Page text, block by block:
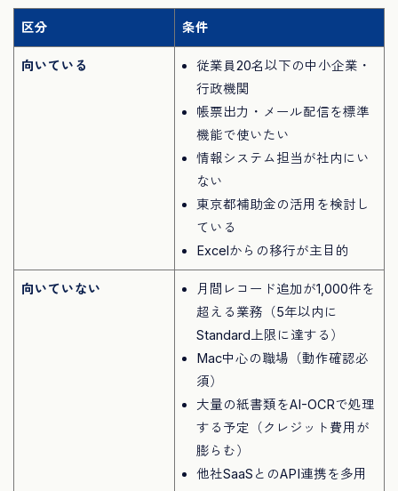
区分 条件
向いている
従業員20名以下の中小企業・
行政機関
帳票出力・メール配信を標準
機能で使いたい
情報システム担当が社内にい
ない
東京都補助金の活用を検討し
ている
Excelからの移行が主目的
向いていない
月間レコード追加が1,000件を
超える業務（5年以内に
Standard上限に達する）
Mac中心の職場（動作確認必
須）
大量の紙書類をAI-OCRで処理
する予定（クレジット費用が
膨らむ）
他社SaaSとのAPI連携を多用